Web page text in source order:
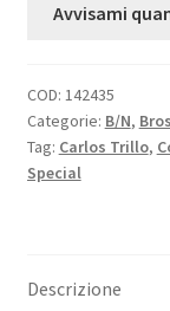
Avvisami
COD: 142435
Categorie: B/N,
Tag: Carlos Trillo,
Special
Descrizione